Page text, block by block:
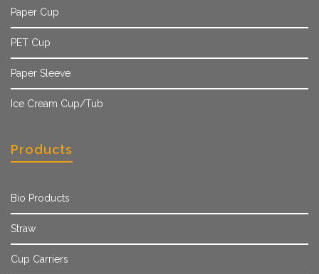
Paper Cup
PET Cup
Paper Sleeve
Ice Cream Cup/Tub
Products
Bio Products
Straw
Cup Carriers